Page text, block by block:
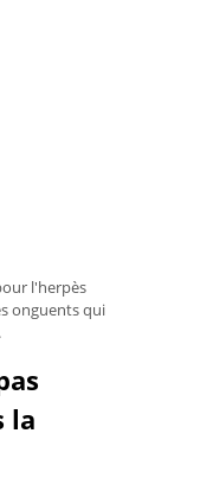
l'herpès
onguents qui
la